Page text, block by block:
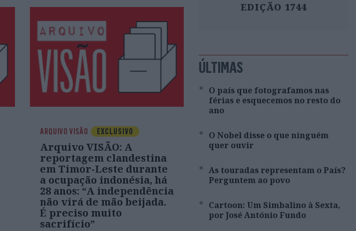
ARQUIVO VISÃO EXCLUSIVO
Arquivo VISÃO: A
reportagem clandestina
em Timor-Leste durante
a ocupação indonésia, há
28 anos: “A independência
não virá de mão beijada.
É preciso muito
sacrifício”
EDIÇÃO 1744
ÚLTIMAS
O país que fotografamos nas
férias e esquecemos no resto do
ano
O Nobel disse o que ninguém
quer ouvir
As touradas representam o País?
Perguntem ao povo
Cartoon: Um Simbalino à Sexta,
por José António Fundo